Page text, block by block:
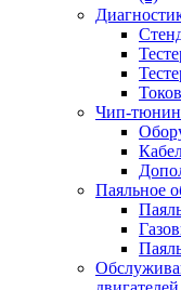
Чип-
Паяльное